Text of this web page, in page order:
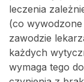
leczenia
(co
zawodzie
każdych
wymaga tego